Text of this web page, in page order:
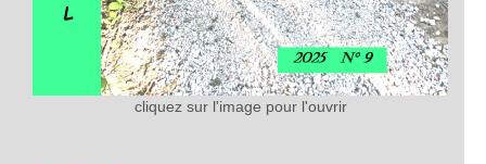
cliquez sur l'image pour l'ouvrir